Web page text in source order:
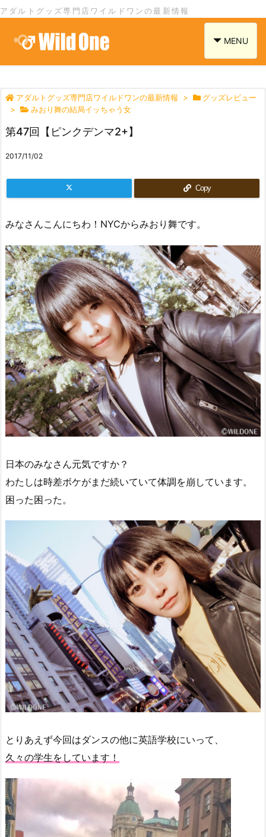
アダルトグッズ専門店ワイルドワンの最新情報
navigation
MENU
アダルトグッズ専門店ワイルドワンの最新情報 >
グッズレビュー
>
みおり舞の結局イッちゃう女
第47回【ピンクデンマ2+】
2017/11/02
Copy
みなさんこんにちわ！NYCからみおり舞です。
日本のみなさん元気ですか？
わたしは時差ボケがまだ続いていて体調を崩しています。
困った困った。
とりあえず今回はダンスの他に英語学校にいって、
久々の学生をしています！